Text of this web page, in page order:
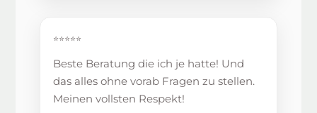
⭐⭐⭐⭐⭐
Beste Beratung die ich je hatte! Und
das alles ohne vorab Fragen zu stellen.
Meinen vollsten Respekt!